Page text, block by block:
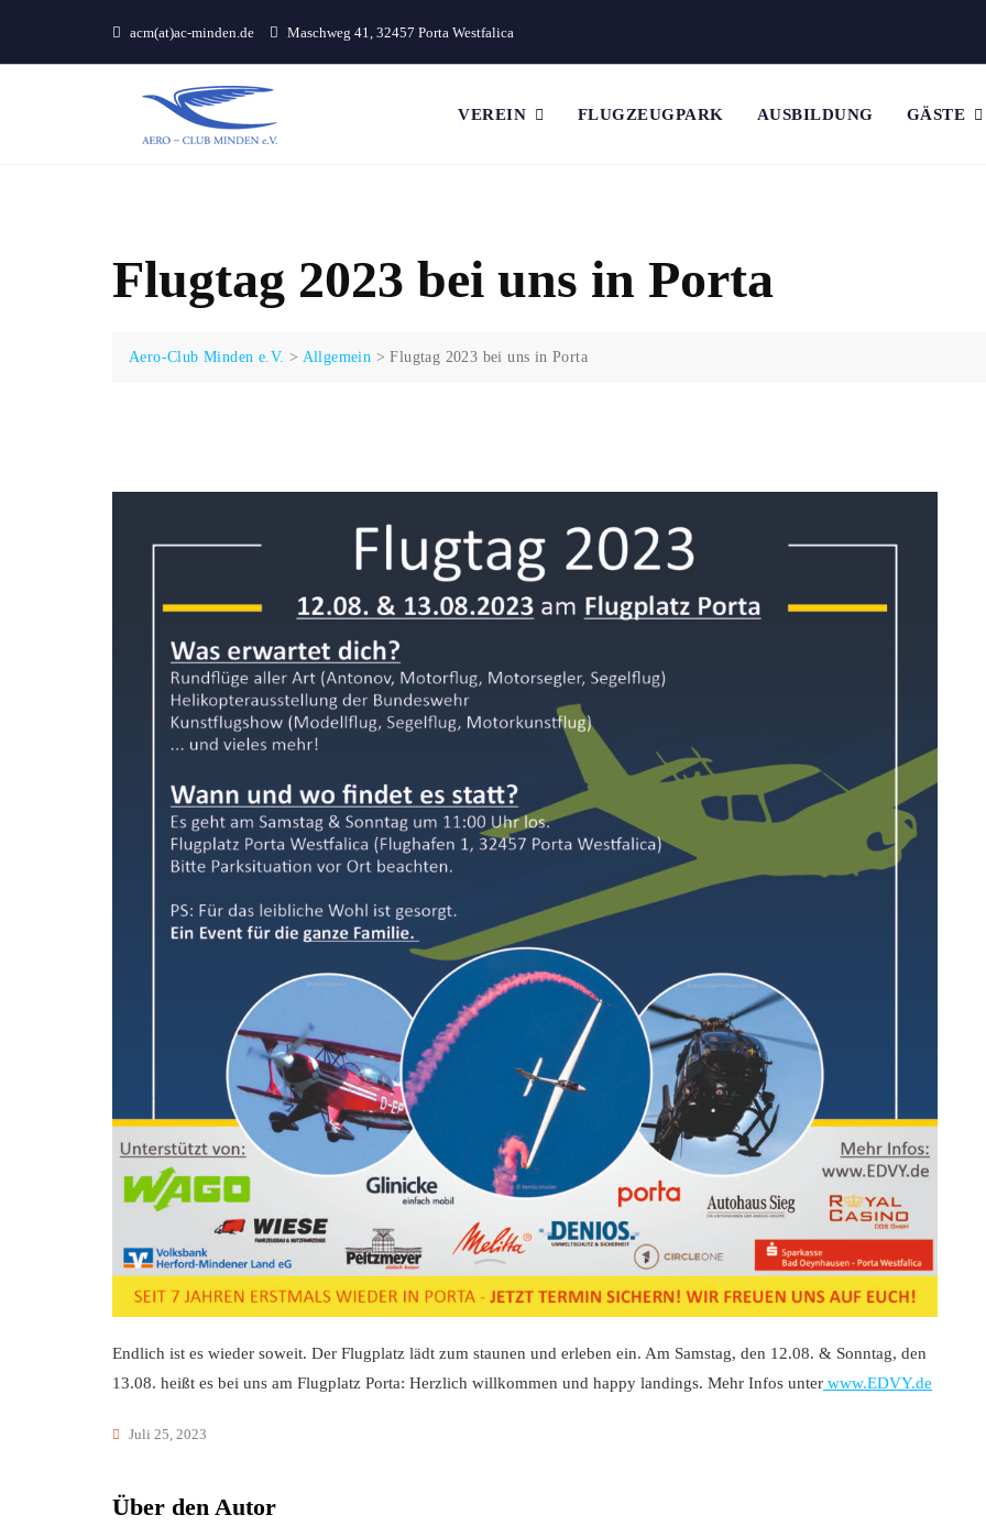
content
acm(at)ac-minden.de Maschweg 41, 32457 Porta Westfalica
VEREIN FLUGZEUGPARK AUSBILDUNG GÄSTE
Flugtag 2023 bei uns in Porta
Aero-Club Minden e.V. > Allgemein >Flugtag 2023 bei uns in Porta
Endlich ist es wieder soweit. Der Flugplatz lädt zum staunen und erleben ein. Am Samstag, den 12.08. & Sonntag, den
13.08. heißt es bei uns am Flugplatz Porta: Herzlich willkommen und happy landings. Mehr Infos unter www.EDVY.de
Juli 25, 2023
Über den Autor